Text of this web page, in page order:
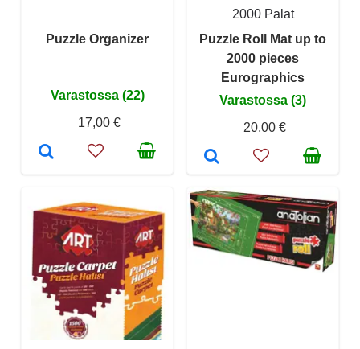
Puzzle Organizer
Varastossa (22)
17,00 €
2000 Palat
Puzzle Roll Mat up to
2000 pieces
Eurographics
Varastossa (3)
20,00 €